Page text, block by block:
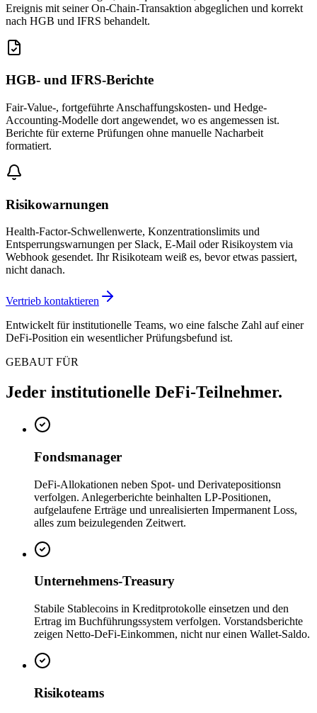
Ereignis mit seiner On-Chain-Transaktion abgeglichen und korrekt
nach HGB und IFRS behandelt.
HGB- und IFRS-Berichte
Fair-Value-, fortgeführte Anschaffungskosten- und Hedge-
Accounting-Modelle dort angewendet, wo es angemessen ist.
Berichte für externe Prüfungen ohne manuelle Nacharbeit
formatiert.
Risikowarnungen
Health-Factor-Schwellenwerte, Konzentrationslimits und
Entsperrungswarnungen per Slack, E-Mail oder Risikoystem via
Webhook gesendet. Ihr Risikoteam weiß es, bevor etwas passiert,
nicht danach.
Vertrieb kontaktieren
Entwickelt für institutionelle Teams, wo eine falsche Zahl auf einer
DeFi-Position ein wesentlicher Prüfungsbefund ist.
GEBAUT FÜR
Jeder institutionelle DeFi-Teilnehmer.
Fondsmanager
DeFi-Allokationen neben Spot- und Derivatepositionsn
verfolgen. Anlegerberichte beinhalten LP-Positionen,
aufgelaufene Erträge und unrealisierten Impermanent Loss,
alles zum beizulegenden Zeitwert.
Unternehmens-Treasury
Stabile Stablecoins in Kreditprotokolle einsetzen und den
Ertrag im Buchführungssystem verfolgen. Vorstandsberichte
zeigen Netto-DeFi-Einkommen, nicht nur einen Wallet-Saldo.
Risikoteams